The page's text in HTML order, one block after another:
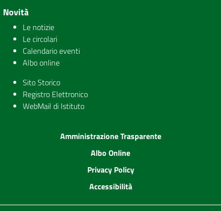
Novità
Le notizie
Le circolari
Calendario eventi
Albo online
Sito Storico
Registro Elettronico
WebMail di Istituto
Amministrazione Trasparente
Albo Online
Privacy Policy
Accessibilità